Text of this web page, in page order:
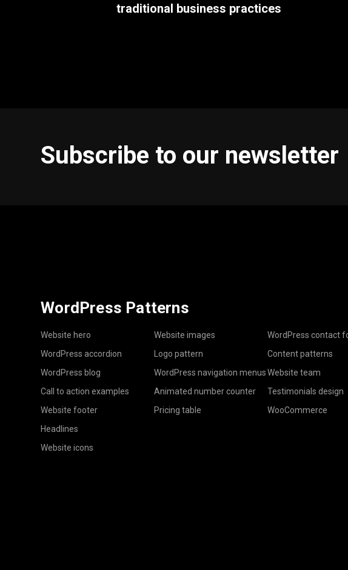
traditional business practices
Subscribe to our newsletter
WordPress Patterns
Website hero
WordPress accordion
WordPress blog
Call to action examples
Website footer
Headlines
Website icons
Website images
Logo pattern
WordPress navigation menus
Animated number counter
Pricing table
WordPress contact
Content patterns
Website team
Testimonials design
WooCommerce